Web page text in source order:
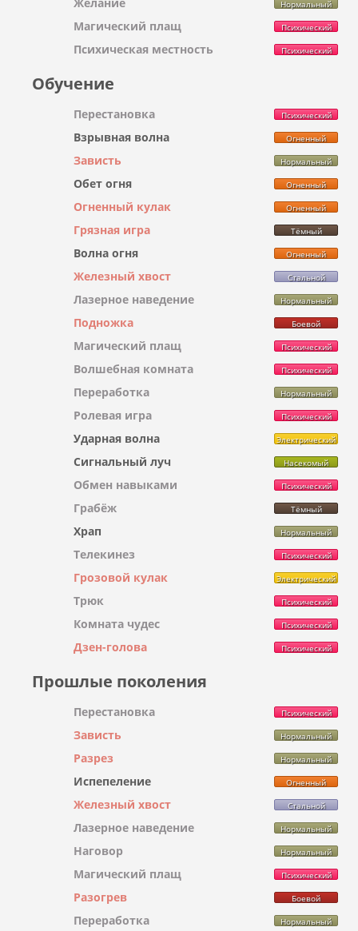
Нормальный
Магический плащ Психический
Психическая местность Психический
Обучение
Перестановка Психический
Взрывная волна Огненный
Зависть Нормальный
Обет огня Огненный
Огненный кулак Огненный
Грязная игра Тёмный
Волна огня Огненный
Железный хвост Стальной
Лазерное наведение Нормальный
Подножка Боевой
Магический плащ Психический
Волшебная комната Психический
Переработка Нормальный
Ролевая игра Психический
Ударная волна Электрический
Сигнальный луч Насекомый
Обмен навыками Психический
Грабёж Тёмный
Храп Нормальный
Телекинез Психический
Грозовой кулак Электрический
Трюк Психический
Комната чудес Психический
Дзен-голова Психический
Прошлые поколения
Перестановка Психический
Зависть Нормальный
Разрез Нормальный
Испепеление Огненный
Железный хвост Стальной
Лазерное наведение Нормальный
Наговор Нормальный
Магический плащ Психический
Разогрев Боевой
Переработка Нормальный